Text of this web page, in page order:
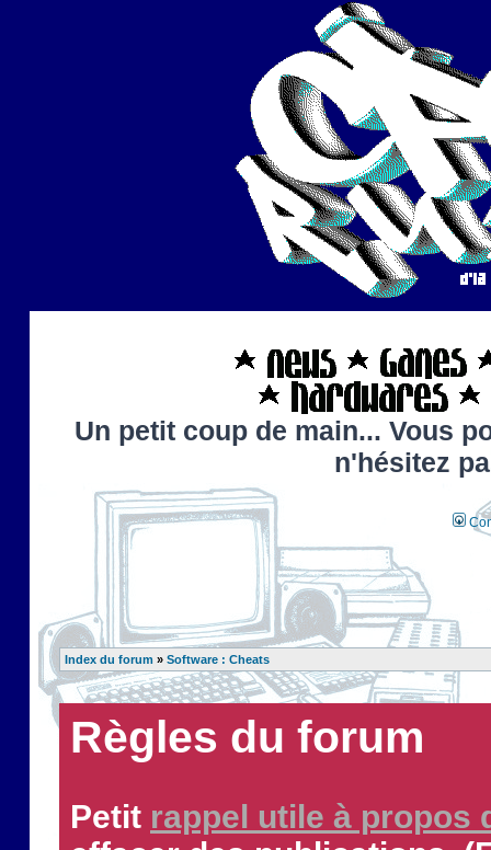
Un petit coup de main... Vous
n'hésitez
Index du forum » Software : Cheats
Règles du forum
Petit rappel utile à propos